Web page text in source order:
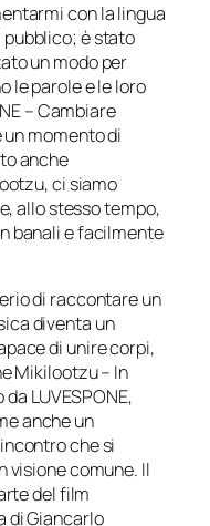
con la lingua
è stato
un modo per
le parole e le loro
– Cambiare
un momento di
anche
ci siamo
allo stesso tempo,
banali e facilmente
di raccontare un
diventa un
di unire corpi,
Mikilootzu – In
LUVESPONE,
anche un
che si
visione comune. Il
del film
di Giancarlo